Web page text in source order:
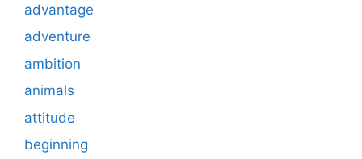
advantage
adventure
ambition
animals
attitude
beginning